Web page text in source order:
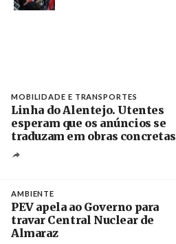
MOBILIDADE E TRANSPORTES
Linha do Alentejo. Utentes
esperam que os anúncios se
traduzam em obras concretas
AMBIENTE
PEV apela ao Governo para
travar Central Nuclear de
Almaraz